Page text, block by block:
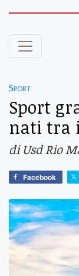
Sport
Sport
nati tra
di Usd Rio
Facebook